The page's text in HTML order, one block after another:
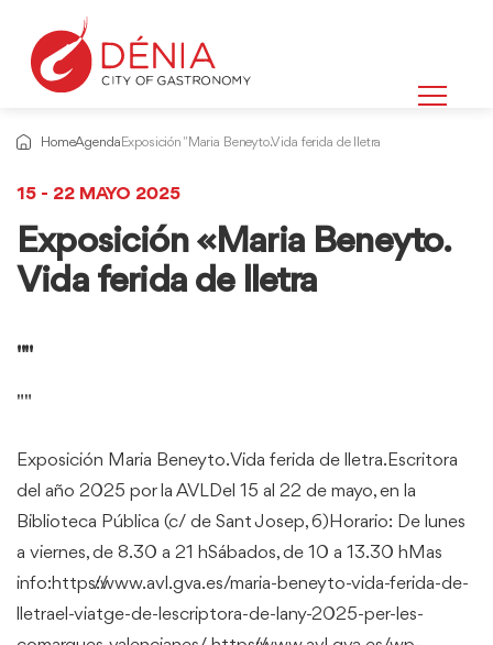
HomeAgenda Exposición "Maria Beneyto. Vida ferida de lletra
15 - 22 MAYO 2025
Exposición «Maria Beneyto.
Vida ferida de lletra
""
""
Exposición Maria Beneyto. Vida ferida de lletra.Escritora
del año 2025 por la AVLDel 15 al 22 de mayo, en la
Biblioteca Pública (c/ de Sant Josep, 6)Horario: De lunes
a viernes, de 8.30 a 21 hSábados, de 10 a 13.30 hMas
info:https://www.avl.gva.es/maria-beneyto-vida-ferida-de-
lletrael-viatge-de-lescriptora-de-lany-2025-per-les-